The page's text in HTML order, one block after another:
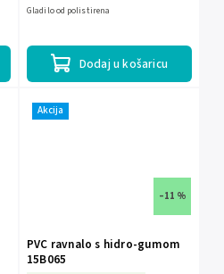
Dodaj u košaricu
Gladilo od polistirena
Akcija
–11 %
PVC ravnalo s hidro-gumom
15B065